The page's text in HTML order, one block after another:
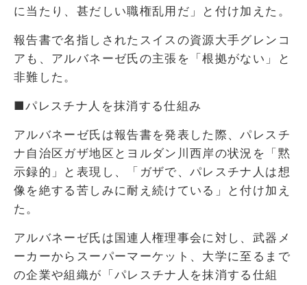
に当たり、甚だしい職権乱用だ」と付け加えた。
報告書で名指しされたスイスの資源大手グレンコ
アも、アルバネーゼ氏の主張を「根拠がない」と
非難した。
■パレスチナ人を抹消する仕組み
アルバネーゼ氏は報告書を発表した際、パレスチ
ナ自治区ガザ地区とヨルダン川西岸の状況を「黙
示録的」と表現し、「ガザで、パレスチナ人は想
像を絶する苦しみに耐え続けている」と付け加え
た。
アルバネーゼ氏は国連人権理事会に対し、武器メ
ーカーからスーパーマーケット、大学に至るまで
の企業や組織が「パレスチナ人を抹消する仕組